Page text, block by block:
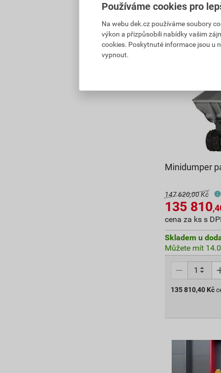
Minidumper
147 620,00 Kč
135 810
cena za ks s
Skladem u
Můžete mít
135 810,40 Kč
Používáme cookies pro
Na webu dek.cz používáme soubory
výkon a přizpůsobili nabídky vašim
cookies. Poskytnuté informace jsou u
vypnout.